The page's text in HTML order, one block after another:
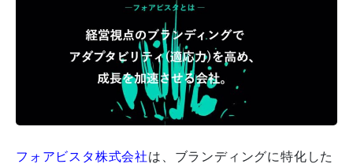
フォアビスタ株式会社は、ブランディングに特化した